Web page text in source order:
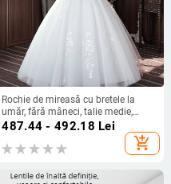
Rochie de mireasă cu bretele la
umăr, fără mâneci, talie medie,
fustă tutu, mătase Mulberry și
487.44 - 492.18 Lei
add_shopping_cart